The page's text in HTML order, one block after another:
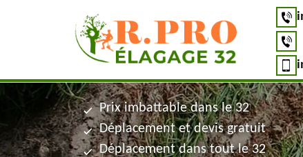
Prix imbattable dans le 32
Déplacement et devis gratuit
Déplacement dans tout le 32